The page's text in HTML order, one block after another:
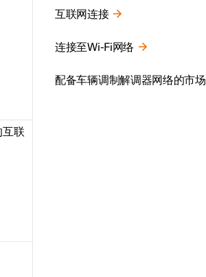
互联
互联网连接
连接至Wi-Fi网络
配备车辆调制解调器网络的市场